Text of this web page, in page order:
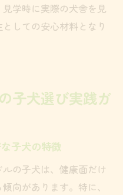
学時に実際の犬舎を見
しての安心材料となり
子犬選び実践ガ
子犬の特徴
の子犬は、健康面だけ
向があります。特に、